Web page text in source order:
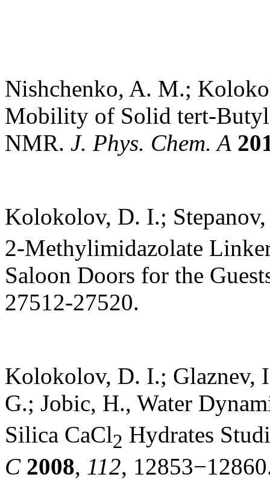
Nishchenko, A. M.;
Mobility of Solid tert-
NMR. J. Phys. Chem. A
Kolokolov, D. I.;
2-Methylimidazolate
Saloon Doors for the
27512-27520.
Kolokolov, D. I.; Glaznev,
G.; Jobic, H., Water
Silica CaCl2 Hydrates
C 2008, 112,